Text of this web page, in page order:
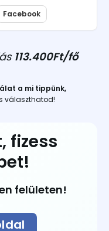
Facebook
113.400Ft/fő
a mi tippünk,
választhatod!
fizess
felületen!